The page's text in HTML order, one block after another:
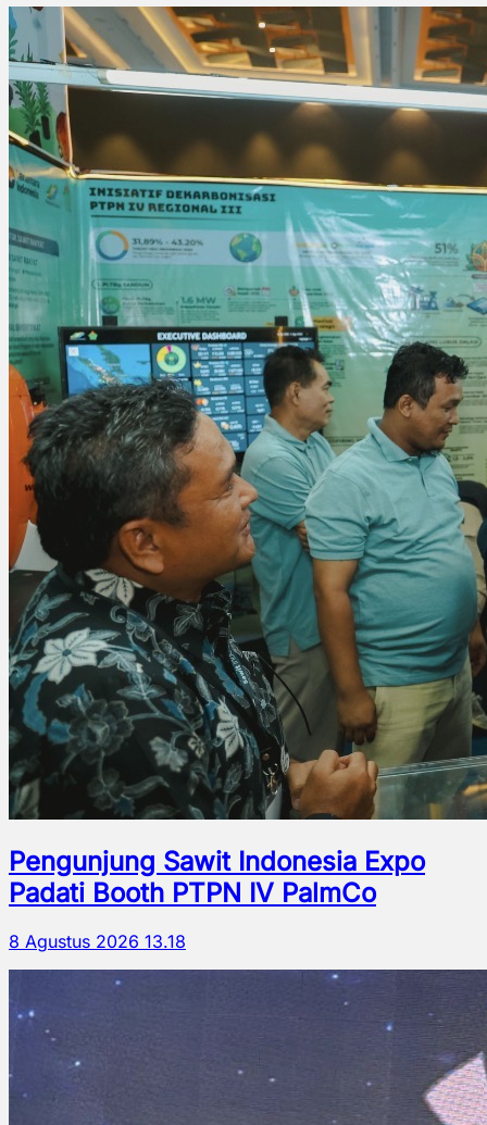
Pengunjung Sawit Indonesia Expo
Padati Booth PTPN IV PalmCo
8 Agustus 2026 13.18